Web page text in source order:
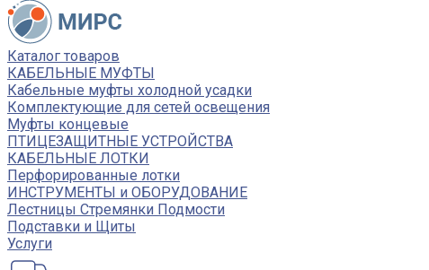
Каталог товаров
КАБЕЛЬНЫЕ МУФТЫ
Кабельные муфты холодной усадки
Комплектующие для сетей освещения
Муфты концевые
ПТИЦЕЗАЩИТНЫЕ УСТРОЙСТВА
КАБЕЛЬНЫЕ ЛОТКИ
Перфорированные лотки
ИНСТРУМЕНТЫ и ОБОРУДОВАНИЕ
Лестницы Стремянки Подмости
Подставки и Щиты
Услуги